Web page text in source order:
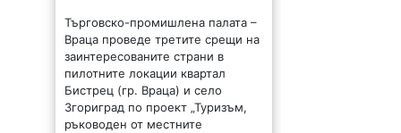
Търговско-промишлена палата –
Враца проведе третите срещи на
заинтересованите страни в
пилотните локации квартал
Бистрец (гр. Враца) и село
Згориград по проект „Туризъм,
ръководен от местните